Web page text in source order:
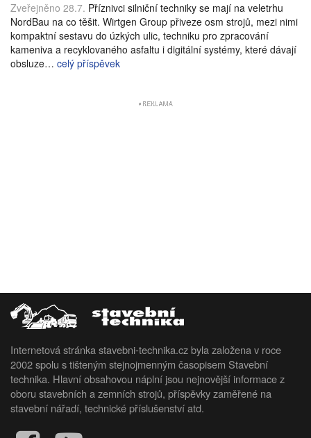
Zveřejněno 28.7. Příznivci silniční techniky se mají na veletrhu
NordBau na co těšit. Wirtgen Group přiveze osm strojů, mezi nimi
kompaktní sestavu do úzkých ulic, techniku pro zpracování
kameniva a recyklovaného asfaltu i digitální systémy, které dávají
obsluze… celý příspěvek
Internetová stránka stavebni-technika.cz byla založena v roce
2002 spolu s tišteným stejnojmenným časopisem Stavební
technika. Hlavní obsahovou náplní jsou nejnovější informace z
oboru stavebních a zemních strojů, příspěvky zaměřené na
stavební nářadí, technické příslušenství atd.